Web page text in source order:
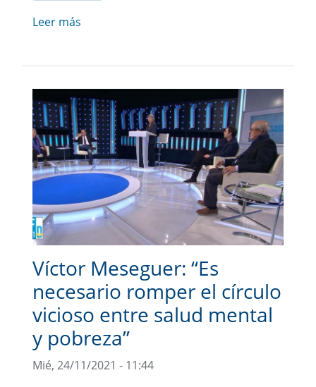
Leer más
Víctor Meseguer: “Es
necesario romper el círculo
vicioso entre salud mental
y pobreza”
Mié, 24/11/2021 - 11:44